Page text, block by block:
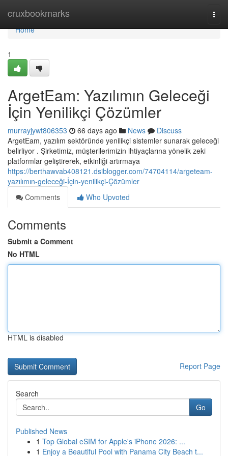
cruxbookmarks
Home
Home
1
ArgetEam: Yazılımın Geleceği
İçin Yenilikçi Çözümler
murrayjywt806353 66 days ago News
Discuss
ArgetEam, yazılım sektöründe yenilikçi sistemler sunarak geleceği
belirliyor . Şirketimiz, müşterilerimizin ihtiyaçlarına yönelik zeki
platformlar geliştirerek, etkinliği artırmaya
https://berthawvab408121.dsiblogger.com/74704114/argeteam-
yazılımın-geleceği-İçin-yenilikçi-Çözümler
Comments
Who Upvoted
Comments
Submit a Comment
No HTML
HTML is disabled
Report Page
Search
Go
Published News
1 Top Global eSIM for Apple's iPhone 2026: ...
1 Enjoy a Beautiful Pool with Panama City Beach t...